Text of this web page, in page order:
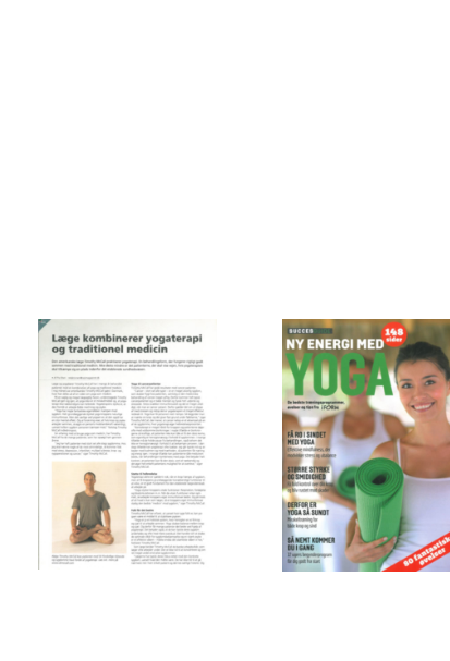
Læge
kombinerer
yogaterapi
og
treaditionel
Ny engergi
med Yoga